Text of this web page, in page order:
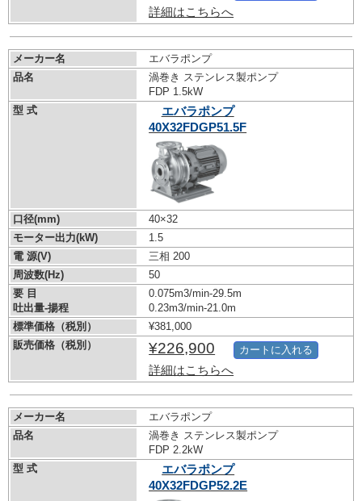
詳細はこちらへ
メーカー名
エバラポンプ
品名
渦巻き ステンレス製ポンプ
FDP 1.5kW
型 式
エバラポンプ
40X32FDGP51.5F
口径(mm)
40×32
モーター出力(kW)
1.5
電 源(V)
三相 200
周波数(Hz)
50
要 目
吐出量-揚程
0.075m3/min-29.5m
0.23m3/min-21.0m
標準価格（税別）
¥381,000
販売価格（税別）
¥226,900
詳細はこちらへ
カートに入れる
メーカー名
エバラポンプ
品名
渦巻き ステンレス製ポンプ
FDP 2.2kW
型 式
エバラポンプ
40X32FDGP52.2E